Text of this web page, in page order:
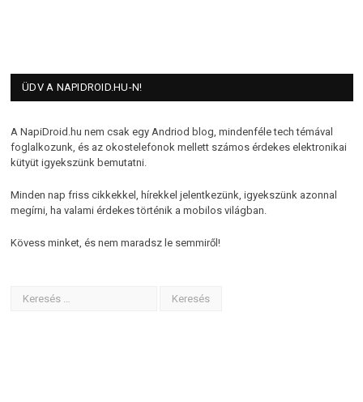
ÜDV A NAPIDROID.HU-N!
A NapiDroid.hu nem csak egy Andriod blog, mindenféle tech témával
foglalkozunk, és az okostelefonok mellett számos érdekes elektronikai
kütyüt igyekszünk bemutatni.
Minden nap friss cikkekkel, hírekkel jelentkezünk, igyekszünk azonnal
megírni, ha valami érdekes történik a mobilos világban.
Kövess minket, és nem maradsz le semmiről!